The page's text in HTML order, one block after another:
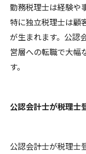
勤務税理士は経験や
特に独立税理士は顧
が生まれます。公認
営層への転職で大幅
す。
公認会計士が税理士
公認会計士が税理士